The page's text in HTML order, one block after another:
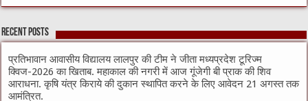
Recent Posts
प्रतिभावान आवासीय विद्यालय लालपुर की टीम ने जीता मध्यप्रदेश टूरिज्म
क्विज-2026 का खिताब. महाकाल की नगरी में आज गूंजेगी बी प्राक की शिव
आराधना. कृषि यंत्र किराये की दुकान स्थापित करने के लिए आवेदन 21 अगस्त तक
आमंत्रित.